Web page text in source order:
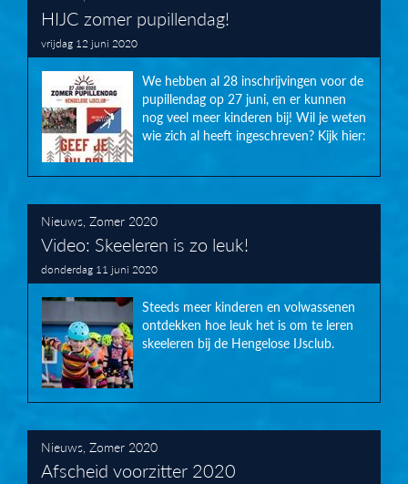
HIJC zomer pupillendag!
vrijdag 12 juni 2020
We hebben al 28 inschrijvingen voor de
pupillendag op 27 juni, en er kunnen
nog veel meer kinderen bij! Wil je weten
wie zich al heeft ingeschreven? Kijk hier:
Nieuws Zomer 2020
Video: Skeeleren is zo leuk!
donderdag 11 juni 2020
Steeds meer kinderen en volwassenen
ontdekken hoe leuk het is om te leren
skeeleren bij de Hengelose IJsclub.
Nieuws Zomer 2020
Afscheid voorzitter 2020